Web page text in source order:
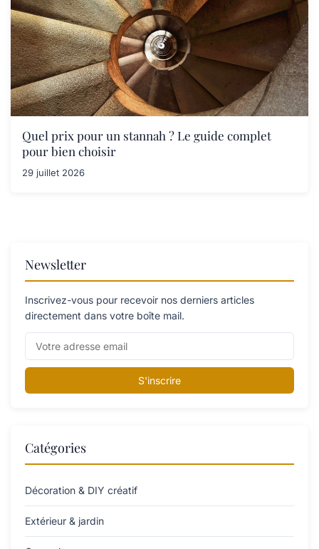
Quel prix pour un stannah ? Le guide complet
pour bien choisir
29 juillet 2026
Newsletter
Inscrivez-vous pour recevoir nos derniers articles
directement dans votre boîte mail.
S'inscrire
Catégories
Décoration & DIY créatif
Extérieur & jardin